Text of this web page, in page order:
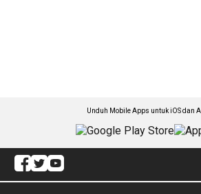
Unduh Mobile Apps untuk iOS dan